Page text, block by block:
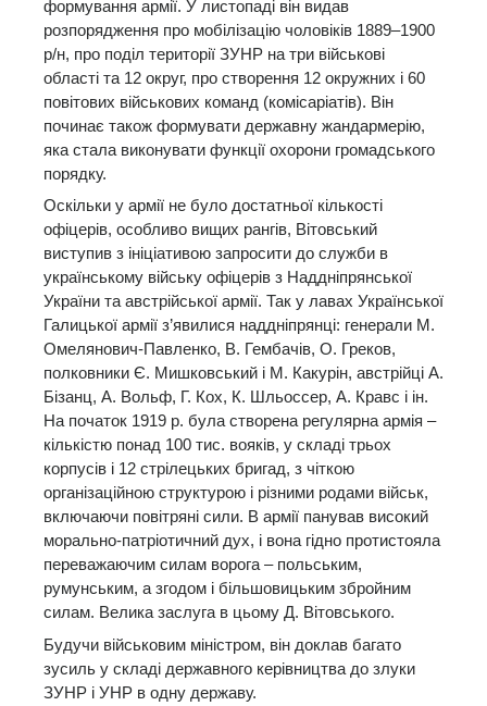
формування армії. У листопаді він видав
розпорядження про мобілізацію чоловіків 1889–1900
р/н, про поділ території ЗУНР на три військові
області та 12 округ, про створення 12 окружних і 60
повітових військових команд (комісаріатів). Він
починає також формувати державну жандармерію,
яка стала виконувати функції охорони громадського
порядку.
Оскільки у армії не було достатньої кількості
офіцерів, особливо вищих рангів, Вітовський
виступив з ініціативою запросити до служби в
українському війську офіцерів з Наддніпрянської
України та австрійської армії. Так у лавах Української
Галицької армії з’явилися наддніпрянці: генерали М.
Омелянович-Павленко, В. Гембачів, О. Греков,
полковники Є. Мишковський і М. Какурін, австрійці А.
Бізанц, А. Вольф, Г. Кох, К. Шльоссер, А. Кравс і ін.
На початок 1919 р. була створена регулярна армія –
кількістю понад 100 тис. вояків, у складі трьох
корпусів і 12 стрілецьких бригад, з чіткою
організаційною структурою і різними родами військ,
включаючи повітряні сили. В армії панував високий
морально-патріотичний дух, і вона гідно протистояла
переважаючим силам ворога – польським,
румунським, а згодом і більшовицьким збройним
силам. Велика заслуга в цьому Д. Вітовського.
Будучи військовим міністром, він доклав багато
зусиль у складі державного керівництва до злуки
ЗУНР і УНР в одну державу.